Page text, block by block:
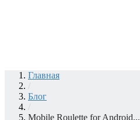
Главная
/
Блог
/
Mobile Roulette for Android...